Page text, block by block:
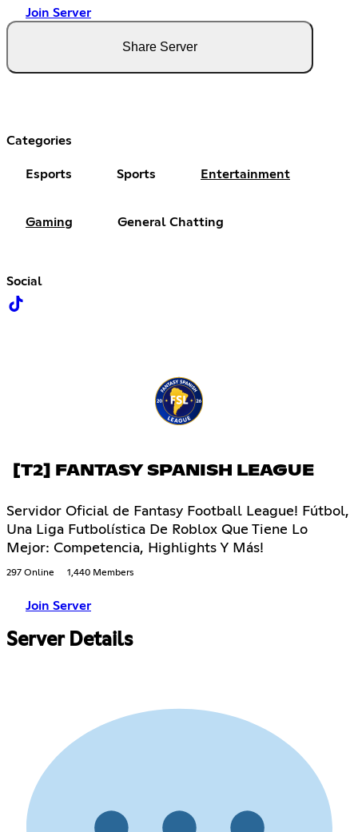
Join Server
Share Server
Categories
Esports Sports Entertainment
Gaming General Chatting
Social
[T2] FANTASY SPANISH LEAGUE
Servidor Oficial de Fantasy Football League! Fútbol,
Una Liga Futbolística De Roblox Que Tiene Lo
Mejor: Competencia, Highlights Y Más!
297 Online 1,440 Members
Join Server
Server Details